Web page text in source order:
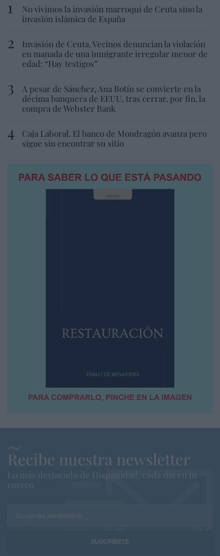
No vivimos la invasión marroquí de Ceuta sino la
invasión islámica de España
Invasión de Ceuta. Vecinos denuncian la violación
en manada de una inmigrante irregular menor de
edad: “Hay testigos”
A pesar de Sánchez, Ana Botín se convierte en la
décima banquera de EEUU, tras cerrar, por fin, la
compra de Webster Bank
Caja Laboral. El banco de Mondragón avanza pero
sigue sin encontrar su sitio
Recibe nuestra newsletter
Lo más destacado de Hispanidad, cada dia en tu
correo
Tu correo electrónico...